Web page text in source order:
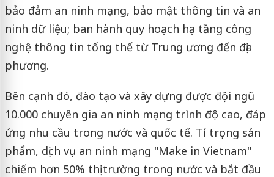
bảo đảm an ninh mạng, bảo mật thông tin và an
ninh dữ liệu; ban hành quy hoạch hạ tầng công
nghệ thông tin tổng thể từ Trung ương đến địa
phương.
Bên cạnh đó, đào tạo và xây dựng được đội ngũ
10.000 chuyên gia an ninh mạng trình độ cao, đáp
ứng nhu cầu trong nước và quốc tế. Tỉ trọng sản
phẩm, dịch vụ an ninh mạng "Make in Vietnam"
chiếm hơn 50% thị trường trong nước và bắt đầu